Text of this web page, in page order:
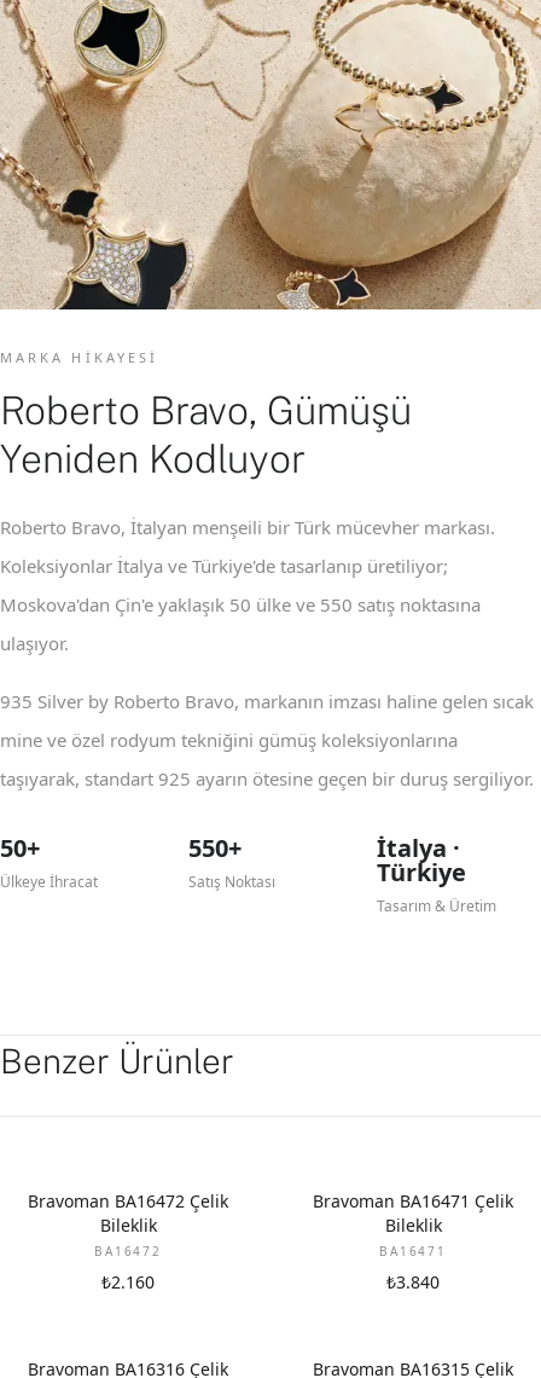
MARKA HIKAYESI
Roberto Bravo, Gümüşü
Yeniden Kodluyor
Roberto Bravo, İtalyan menşeili bir Türk mücevher markası.
Koleksiyonlar İtalya ve Türkiye'de tasarlanıp üretiliyor;
Moskova'dan Çin'e yaklaşık 50 ülke ve 550 satış noktasına
ulaşıyor.
935 Silver by Roberto Bravo, markanın imzası haline gelen sıcak
mine ve özel rodyum tekniğini gümüş koleksiyonlarına
taşıyarak, standart 925 ayarın ötesine geçen bir duruş sergiliyor.
50+
Ülkeye İhracat
550+
Satış Noktası
İtalya ·
Türkiye
Tasarım & Üretim
Benzer Ürünler
Bravoman BA16472 Çelik
Bileklik
BA16472
₺2.160
Bravoman BA16471 Çelik
Bileklik
BA16471
₺3.840
Bravoman BA16316 Çelik
Bravoman BA16315 Çelik